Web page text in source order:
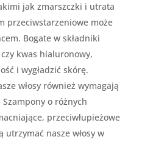
jak zmarszczki i utrata
przeciwstarzeniowe może
Bogate w składniki
kwas hialuronowy,
i wygładzić skórę.
włosy również wymagają
o różnych
przeciwłupieżowe
utrzymać nasze włosy w